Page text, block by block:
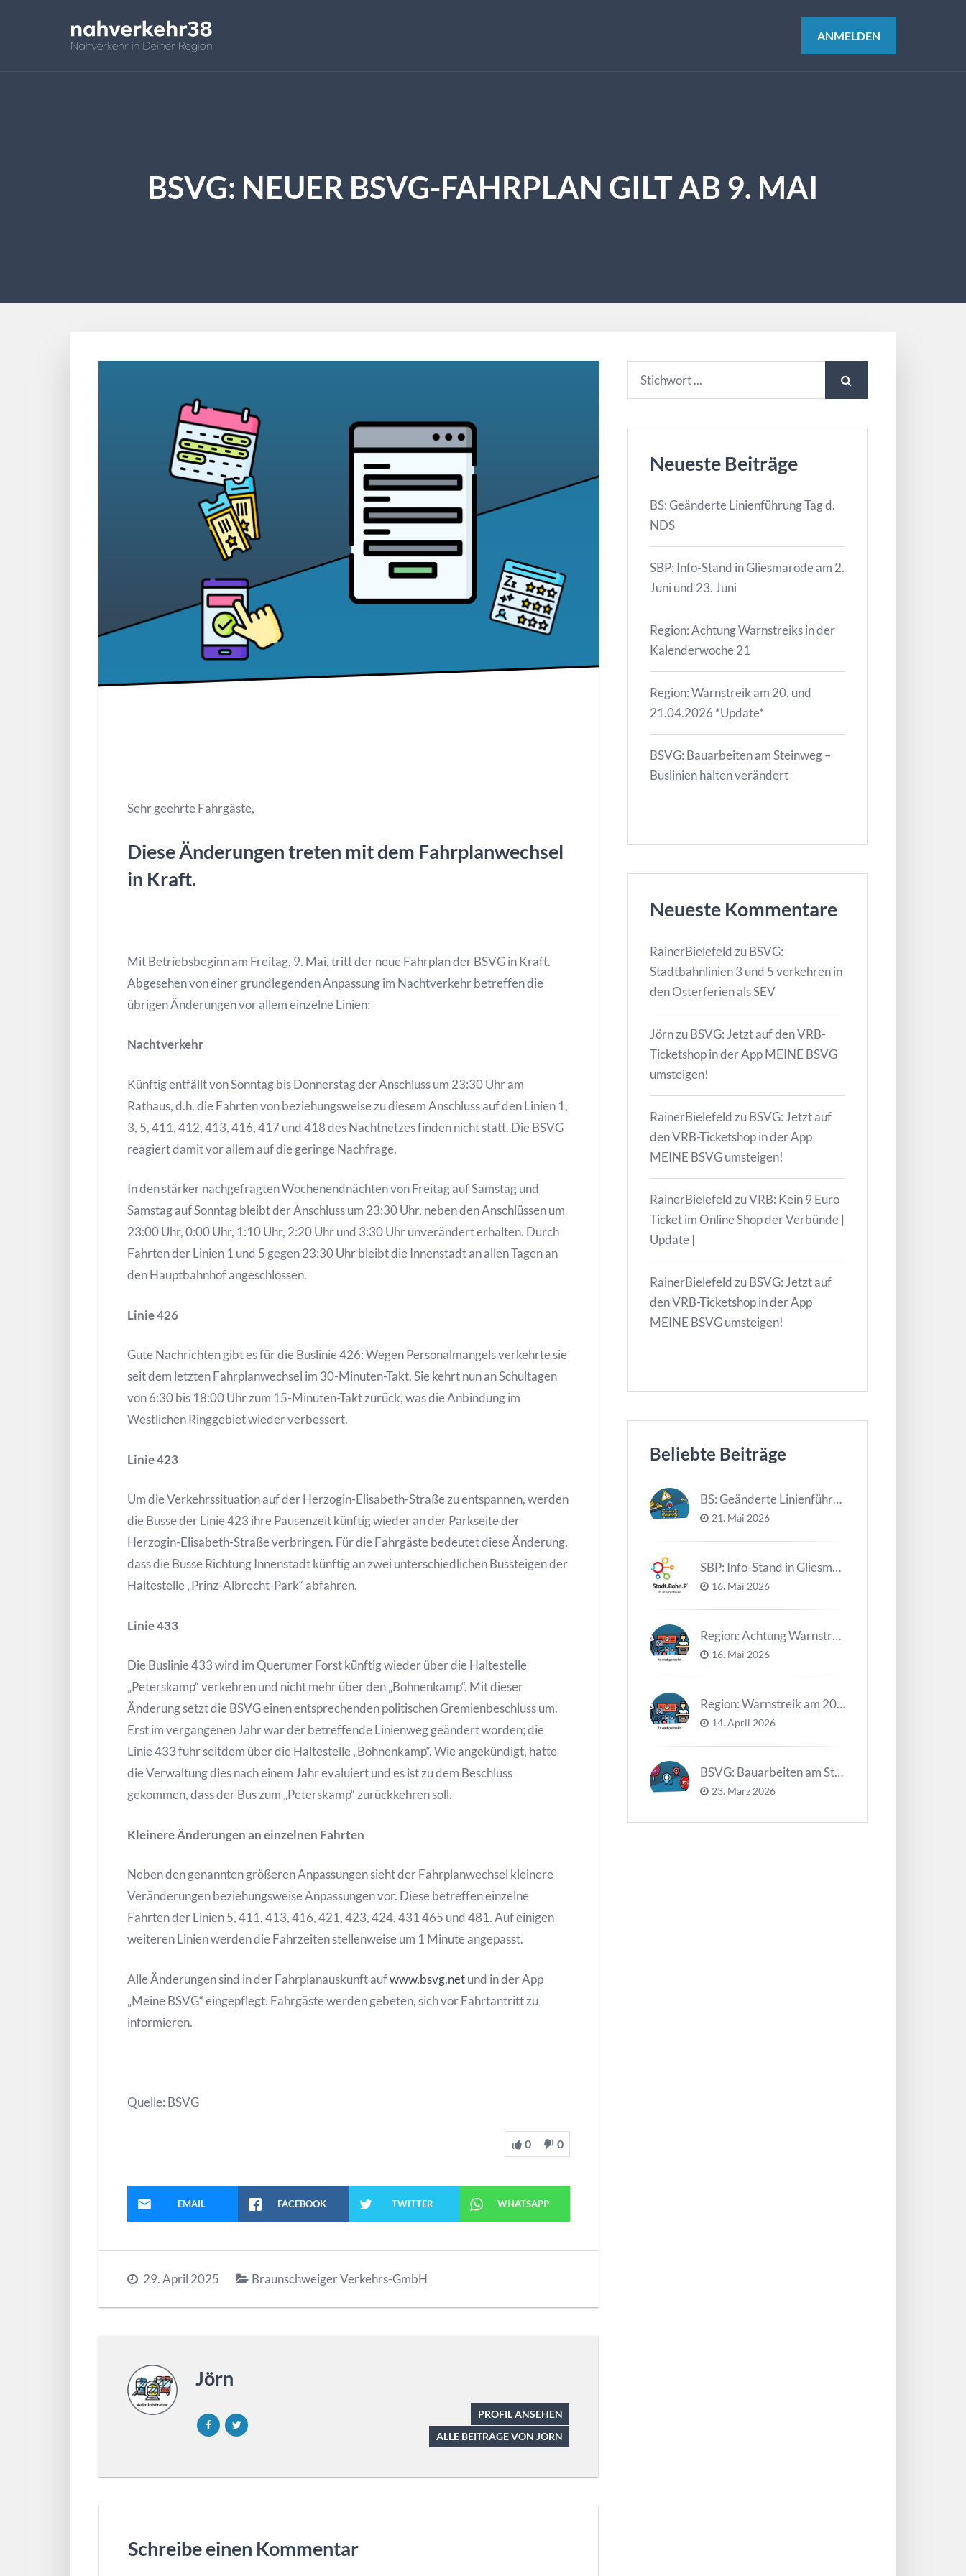
ANMELDEN
BSVG: NEUER BSVG-FAHRPLAN GILT AB 9. MAI
Sehr geehrte Fahrgäste,
Diese Änderungen treten mit dem Fahrplanwechsel
in Kraft.
Mit Betriebsbeginn am Freitag, 9. Mai, tritt der neue Fahrplan der BSVG in Kraft.
Abgesehen von einer grundlegenden Anpassung im Nachtverkehr betreffen die
übrigen Änderungen vor allem einzelne Linien:
Nachtverkehr
Künftig entfällt von Sonntag bis Donnerstag der Anschluss um 23:30 Uhr am
Rathaus, d.h. die Fahrten von beziehungsweise zu diesem Anschluss auf den Linien 1,
3, 5, 411, 412, 413, 416, 417 und 418 des Nachtnetzes finden nicht statt. Die BSVG
reagiert damit vor allem auf die geringe Nachfrage.
In den stärker nachgefragten Wochenendnächten von Freitag auf Samstag und
Samstag auf Sonntag bleibt der Anschluss um 23:30 Uhr, neben den Anschlüssen um
23:00 Uhr, 0:00 Uhr, 1:10 Uhr, 2:20 Uhr und 3:30 Uhr unverändert erhalten. Durch
Fahrten der Linien 1 und 5 gegen 23:30 Uhr bleibt die Innenstadt an allen Tagen an
den Hauptbahnhof angeschlossen.
Linie 426
Gute Nachrichten gibt es für die Buslinie 426: Wegen Personalmangels verkehrte sie
seit dem letzten Fahrplanwechsel im 30-Minuten-Takt. Sie kehrt nun an Schultagen
von 6:30 bis 18:00 Uhr zum 15-Minuten-Takt zurück, was die Anbindung im
Westlichen Ringgebiet wieder verbessert.
Linie 423
Um die Verkehrssituation auf der Herzogin-Elisabeth-Straße zu entspannen, werden
die Busse der Linie 423 ihre Pausenzeit künftig wieder an der Parkseite der
Herzogin-Elisabeth-Straße verbringen. Für die Fahrgäste bedeutet diese Änderung,
dass die Busse Richtung Innenstadt künftig an zwei unterschiedlichen Bussteigen der
Haltestelle „Prinz-Albrecht-Park“ abfahren.
Linie 433
Die Buslinie 433 wird im Querumer Forst künftig wieder über die Haltestelle
„Peterskamp“ verkehren und nicht mehr über den „Bohnenkamp“. Mit dieser
Änderung setzt die BSVG einen entsprechenden politischen Gremienbeschluss um.
Erst im vergangenen Jahr war der betreffende Linienweg geändert worden; die
Linie 433 fuhr seitdem über die Haltestelle „Bohnenkamp“. Wie angekündigt, hatte
die Verwaltung dies nach einem Jahr evaluiert und es ist zu dem Beschluss
gekommen, dass der Bus zum „Peterskamp“ zurückkehren soll.
Kleinere Änderungen an einzelnen Fahrten
Neben den genannten größeren Anpassungen sieht der Fahrplanwechsel kleinere
Veränderungen beziehungsweise Anpassungen vor. Diese betreffen einzelne
Fahrten der Linien 5, 411, 413, 416, 421, 423, 424, 431 465 und 481. Auf einigen
weiteren Linien werden die Fahrzeiten stellenweise um 1 Minute angepasst.
Alle Änderungen sind in der Fahrplanauskunft aufwww.bsvg.netund in der App
„Meine BSVG“ eingepflegt. Fahrgäste werden gebeten, sich vor Fahrtantritt zu
informieren.
Quelle: BSVG
0 0
EMAIL FACEBOOK TWITTER WHATSAPP
29. April 2025 Braunschweiger Verkehrs-GmbH
Jörn
PROFIL ANSEHEN
ALLE BEITRÄGE VON JÖRN
Schreibe einen Kommentar
Neueste Beiträge
BS: Geänderte Linienführung Tag d.
NDS
SBP: Info-Stand in Gliesmarode am 2.
Juni und 23. Juni
Region: Achtung Warnstreiks in der
Kalenderwoche 21
Region: Warnstreik am 20. und
21.04.2026 *Update*
BSVG: Bauarbeiten am Steinweg –
Buslinien halten verändert
Neueste Kommentare
RainerBielefeld zuBSVG:
Stadtbahnlinien 3 und 5 verkehren in
den Osterferien als SEV
JörnzuBSVG: Jetzt auf den VRB-
Ticketshop in der App MEINE BSVG
umsteigen!
RainerBielefeld zuBSVG: Jetzt auf
den VRB-Ticketshop in der App
MEINE BSVG umsteigen!
RainerBielefeld zuVRB: Kein 9 Euro
Ticket im Online Shop der Verbünde |
Update |
RainerBielefeld zuBSVG: Jetzt auf
den VRB-Ticketshop in der App
MEINE BSVG umsteigen!
Beliebte Beiträge
BS: Geänderte Linienführung Tag d. NDS
21. Mai 2026
SBP: Info-Stand in Gliesmarode am 2. Juni und 23. Juni
16. Mai 2026
Region: Achtung Warnstreiks in der Kalenderwoche 21
16. Mai 2026
Region: Warnstreik am 20. und 21.04.2026 *Update*
14. April 2026
BSVG: Bauarbeiten am Steinweg – Buslinien halten verändert
23. März 2026